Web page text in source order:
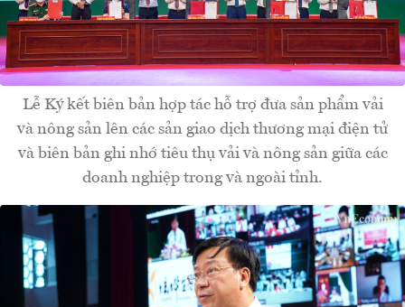
Lễ Ký kết biên bản hợp tác hỗ trợ đưa sản phẩm vải
và nông sản lên các sản giao dịch thương mại điện tử
và biên bản ghi nhớ tiêu thụ vải và nông sản giữa các
doanh nghiệp trong và ngoài tỉnh.